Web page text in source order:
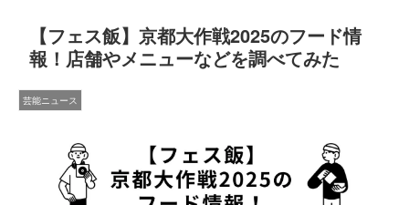
【フェス飯】京都大作戦2025のフード情
報！店舗やメニューなどを調べてみた
芸能ニュース